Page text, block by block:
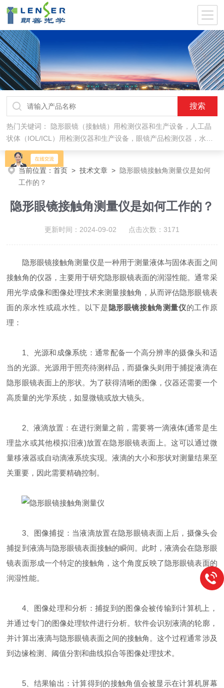
热门关键词： 隐形眼镜（接触镜）用检测仪器和生产设备，人工晶
状体（IOL/ICL）用检测仪器和生产设备，眼镜产品检测仪器，水气
处理环保设备
当前位置：首页 >技术文章 > 隐形眼镜接触角测量仪是如何
工作的？
隐形眼镜接触角测量仪是如何工作的？
更新时间：2024-09-02 点击次数：3171
隐形眼镜接触角测量仪是一种用于测量液体与固体表面之间
接触角的仪器，主要用于研究隐形眼镜表面的润湿性能。通常采
用光学成像和图像处理技术来测量接触角，从而评估隐形眼镜表
面的亲水性或疏水性。以下是 隐形眼镜接触角测量仪的工作原
理：
1、光源和成像系统：通常配备一个高分辨率的摄像头和适
当的光源。光源用于照亮待测样品，而摄像头则用于捕捉液滴在
隐形眼镜表面上的形状。为了获得清晰的图像，仪器还需要一个
高质量的光学系统，如显微镜或放大镜头。
2、液滴放置：在进行测量之前，需要将一滴液体(通常是生
理盐水或其他模拟泪液)放置在隐形眼镜表面上。这可以通过微
量移液器或自动滴液系统实现。液滴的大小和形状对测量结果至
关重要，因此需要精确控制。
3、图像捕捉：当液滴放置在隐形眼镜表面上后，摄像头会
捕捉到液滴与隐形眼镜表面接触的瞬间。此时，液滴会在隐形眼
镜表面形成一个特定的接触角，这个角度反映了隐形眼镜表面的
润湿性能。
4、图像处理和分析：捕捉到的图像会被传输到计算机上，
并通过专门的图像处理软件进行分析。软件会识别液滴的轮廓，
并计算出液滴与隐形眼镜表面之间的接触角。这个过程通常涉及
到边缘检测、阈值分割和曲线拟合等图像处理技术。
5、结果输出：计算得到的接触角值会被显示在计算机屏幕